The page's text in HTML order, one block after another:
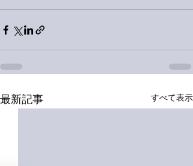
最新記事 すべて表示